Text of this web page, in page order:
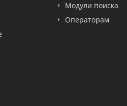
Модули поиска
Операторам